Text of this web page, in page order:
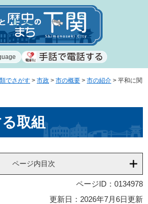
でさがす > 市政 > 市の概要 > 市の紹介 > 平和に関
取組
ページ内目次
ページID：0134978
更新日：2026年7月6日更新